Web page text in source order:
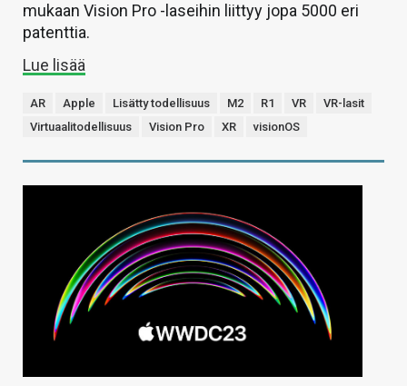
mukaan Vision Pro -laseihin liittyy jopa 5000 eri
patenttia.
Lue lisää
AR Apple Lisätty todellisuus M2 R1 VR
VR-lasit
Virtuaalitodellisuus
Vision Pro XR visionOS